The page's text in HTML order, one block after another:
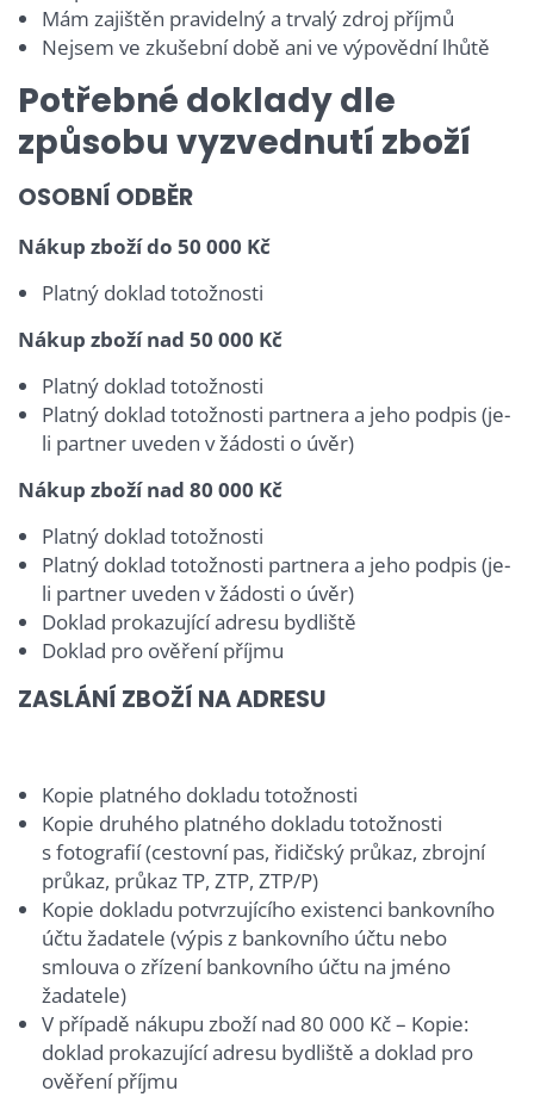
Mám zajištěn pravidelný a trvalý zdroj příjmů
Nejsem ve zkušební době ani ve výpovědní lhůtě
Potřebné doklady dle
způsobu vyzvednutí zboží
OSOBNÍ ODBĚR
Nákup zboží do 50 000 Kč
Platný doklad totožnosti
Nákup zboží nad 50 000 Kč
Platný doklad totožnosti
Platný doklad totožnosti partnera a jeho podpis (je-
li partner uveden v žádosti o úvěr)
Nákup zboží nad 80 000 Kč
Platný doklad totožnosti
Platný doklad totožnosti partnera a jeho podpis (je-
li partner uveden v žádosti o úvěr)
Doklad prokazující adresu bydliště
Doklad pro ověření příjmu
ZASLÁNÍ ZBOŽÍ NA ADRESU
Kopie platného dokladu totožnosti
Kopie druhého platného dokladu totožnosti
s fotografií (cestovní pas, řidičský průkaz, zbrojní
průkaz, průkaz TP, ZTP, ZTP/P)
Kopie dokladu potvrzujícího existenci bankovního
účtu žadatele (výpis z bankovního účtu nebo
smlouva o zřízení bankovního účtu na jméno
žadatele)
V případě nákupu zboží nad 80 000 Kč – Kopie:
doklad prokazující adresu bydliště a doklad pro
ověření příjmu